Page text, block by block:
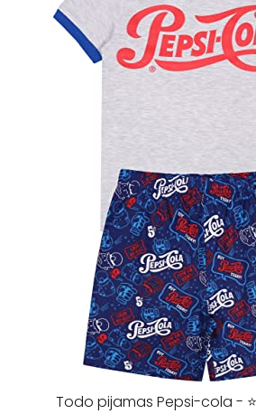
Todo pijamas Pepsi-cola -